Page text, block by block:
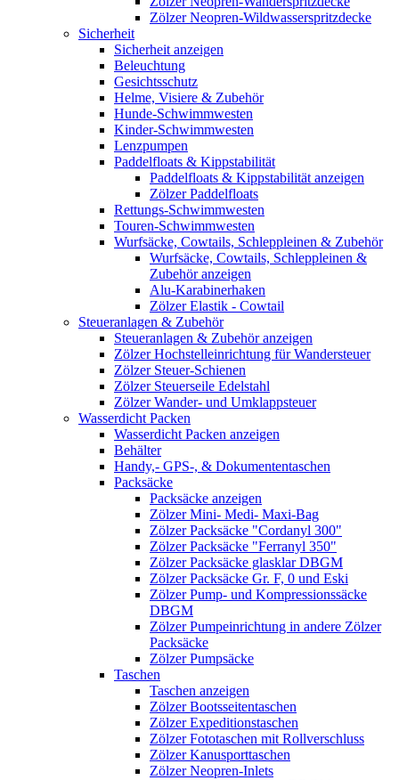
Zölzer Neopren-Wildwasserspritzdecke
Sicherheit
Sicherheit anzeigen
Beleuchtung
Gesichtsschutz
Helme, Visiere & Zubehör
Hunde-Schwimmwesten
Kinder-Schwimmwesten
Lenzpumpen
Paddelfloats & Kippstabilität
Paddelfloats & Kippstabilität anzeigen
Zölzer Paddelfloats
Rettungs-Schwimmwesten
Touren-Schwimmwesten
Wurfsäcke, Cowtails, Schleppleinen & Zubehör
Wurfsäcke, Cowtails, Schleppleinen &
Zubehör anzeigen
Alu-Karabinerhaken
Zölzer Elastik - Cowtail
Steueranlagen & Zubehör
Steueranlagen & Zubehör anzeigen
Zölzer Hochstelleinrichtung für Wandersteuer
Zölzer Steuer-Schienen
Zölzer Steuerseile Edelstahl
Zölzer Wander- und Umklappsteuer
Wasserdicht Packen
Wasserdicht Packen anzeigen
Behälter
Handy,- GPS-, & Dokumententaschen
Packsäcke
Packsäcke anzeigen
Zölzer Mini- Medi- Maxi-Bag
Zölzer Packsäcke "Cordanyl 300"
Zölzer Packsäcke "Ferranyl 350"
Zölzer Packsäcke glasklar DBGM
Zölzer Packsäcke Gr. F, 0 und Eski
Zölzer Pump- und Kompressionssäcke
DBGM
Zölzer Pumpeinrichtung in andere Zölzer
Packsäcke
Zölzer Pumpsäcke
Taschen
Taschen anzeigen
Zölzer Bootsseitentaschen
Zölzer Expeditionstaschen
Zölzer Fototaschen mit Rollverschluss
Zölzer Kanusporttaschen
Zölzer Neopren-Inlets